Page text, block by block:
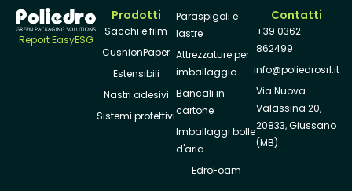
Report EasyESG
Prodotti
Sacchi e film
CushionPaper
Estensibili
Nastri adesivi
Sistemi protettivi
Paraspigoli e
lastre
Attrezzature per
imballaggio
Bancali in
cartone
Imballaggi bolle
d'aria
EdroFoam
Contatti
+39 0362
862499
info@poliedrosrl.it
Via Nuova
Valassina 20,
20833, Giussano
(MB)